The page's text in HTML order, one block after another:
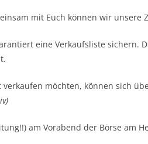
mit Euch können wir unsere
eine Verkaufsliste sichern.
möchten, können sich
am Vorabend der Börse am